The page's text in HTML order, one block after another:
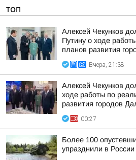
ТОП
Алексей Чекунков
Путину о ходе
планов развития
Вчера, 21:38
Алексей Чекунков
ходе работы по
развития городов
00:27
Более 100
упразднили в России